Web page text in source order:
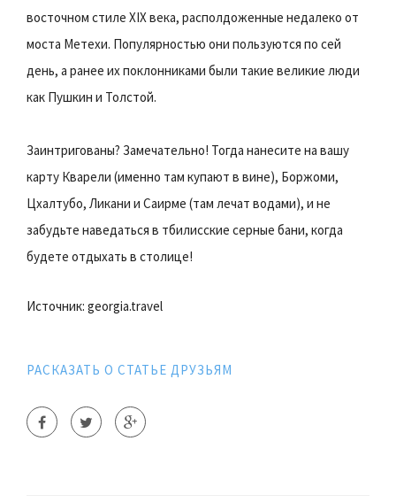
восточном стиле XIX века, располдоженные недалеко от
моста Метехи. Популярностью они пользуются по сей
день, а ранее их поклонниками были такие великие люди
как Пушкин и Толстой.
Заинтригованы? Замечательно! Тогда нанесите на вашу
карту Кварели (именно там купают в вине), Боржоми,
Цхалтубо, Ликани и Саирме (там лечат водами), и не
забудьте наведаться в тбилисские серные бани, когда
будете отдыхать в столице!
Источник: georgia.travel
РАСКАЗАТЬ О СТАТЬЕ ДРУЗЬЯМ